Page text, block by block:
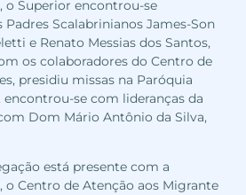
o Superior encontrou-se
Scalabrinianos James-Son
e Renato Messias dos Santos,
os colaboradores do Centro de
presidiu missas na Paróquia
se com lideranças da
Dom Mário Antônio da Silva,
está presente com a
o Centro de Atenção aos Migrante